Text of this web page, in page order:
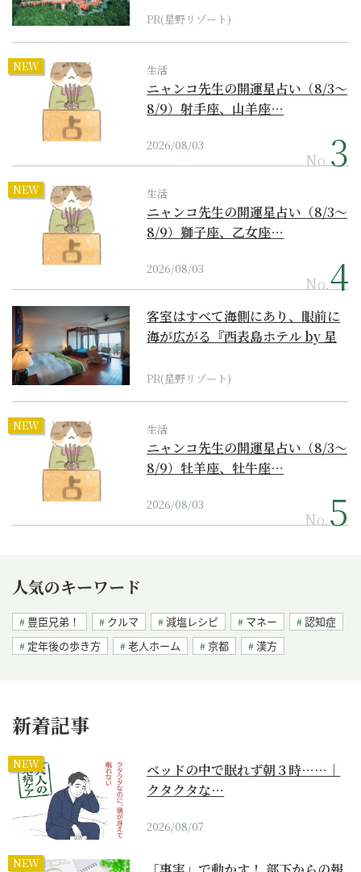
PR(星野リゾート)
NEW 生活
ニャンコ先生の開運星占い（8/3～
8/9）射手座、山羊座…
2026/08/03
No.
NEW 生活
ニャンコ先生の開運星占い（8/3～
8/9）獅子座、乙女座…
2026/08/03
No.
客室はすべて海側にあり、眼前に
海が広がる『西表島ホテル by 星
PR(星野リゾート)
NEW 生活
ニャンコ先生の開運星占い（8/3～
8/9）牡羊座、牡牛座…
2026/08/03
No.
人気のキーワード
豊臣兄弟！ クルマ 減塩レシピ マネー
認知症
定年後の歩き方
老人ホーム 京都 漢方
新着記事
NEW
ベッドの中で眠れず朝３時……｜
クタクタな…
2026/08/07
NEW